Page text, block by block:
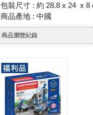
包裝尺寸 : 約 28.8 x 24 x 8
商品產地 : 中國
商品瀏覽紀錄